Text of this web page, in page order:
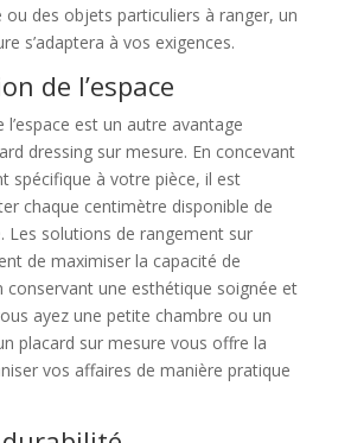
des objets particuliers à ranger, un
s’adaptera à vos exigences.
de l’espace
l’espace est un autre avantage
dressing sur mesure. En concevant
spécifique à votre pièce, il est
chaque centimètre disponible de
Les solutions de rangement sur
de maximiser la capacité de
conservant une esthétique soignée et
ayez une petite chambre ou un
placard sur mesure vous offre la
vos affaires de manière pratique